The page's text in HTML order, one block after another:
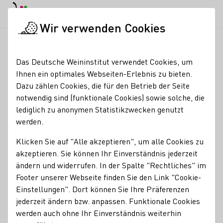
Oberkircher Winzer eG
Glühwein
Eiswein
Mitgliedschaften
Generation Pinot e.V. Badischer Weinbauverband e.V.
Services
Wir verwenden Cookies
Das Deutsche Weininstitut verwendet Cookies, um
Ihnen ein optimales Webseiten-Erlebnis zu bieten.
Dazu zählen Cookies, die für den Betrieb der Seite
notwendig sind (funktionale Cookies) sowie solche, die
lediglich zu anonymen Statistikzwecken genutzt
werden.
Klicken Sie auf "Alle akzeptieren", um alle Cookies zu
akzeptieren. Sie können Ihr Einverständnis jederzeit
ändern und widerrufen. In der Spalte "Rechtliches" im
Footer unserer Webseite finden Sie den Link "Cookie-
Einstellungen". Dort können Sie Ihre Präferenzen
jederzeit ändern bzw. anpassen. Funktionale Cookies
werden auch ohne Ihr Einverständnis weiterhin